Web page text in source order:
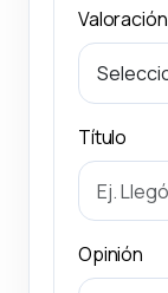
Valoración
Título
Opinión